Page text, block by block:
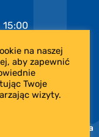
na naszej
aby zapewnić
Twoje
wizyty.
15:00
13:00